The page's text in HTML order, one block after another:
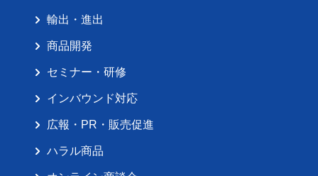
輸出・進出
商品開発
セミナー・研修
インバウンド対応
広報・PR・販売促進
ハラル商品